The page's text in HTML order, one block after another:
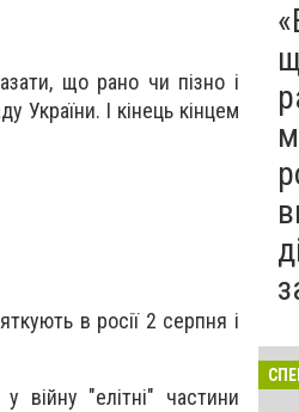
що рано чи пізно і
України. І кінець кінцем
в росії 2 серпня і
війну "елітні" частини